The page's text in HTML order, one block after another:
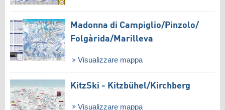
Madonna di Campiglio/​Pinzolo/​
Folgàrida/​Marilleva
Visualizzare mappa
KitzSki - Kitzbühel/​Kirchberg
Visualizzare mappa